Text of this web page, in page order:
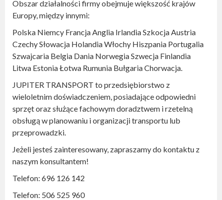
Obszar działalności firmy obejmuje większość krajów
Europy, między innymi:
Polska Niemcy Francja Anglia Irlandia Szkocja Austria
Czechy Słowacja Holandia Włochy Hiszpania Portugalia
Szwajcaria Belgia Dania Norwegia Szwecja Finlandia
Litwa Estonia Łotwa Rumunia Bułgaria Chorwacja.
JUPITER TRANSPORT to przedsiębiorstwo z
wieloletnim doświadczeniem, posiadające odpowiedni
sprzęt oraz służące fachowym doradztwem i rzetelną
obsługą w planowaniu i organizacji transportu lub
przeprowadzki.
Jeżeli jesteś zainteresowany, zapraszamy do kontaktu z
naszym konsultantem!
Telefon: 696 126 142
Telefon: 506 525 960